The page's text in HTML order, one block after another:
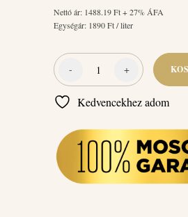
Nettó ár: 1488.19Ft + 27% ÁFA
Egységár: 1890Ft / liter
-
Naturcleaning
Aromaterápiás
Levendula
koncentrátum
1
mennyiség
+
Kedvencekhez adom